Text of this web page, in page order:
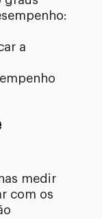
a
medir
com os